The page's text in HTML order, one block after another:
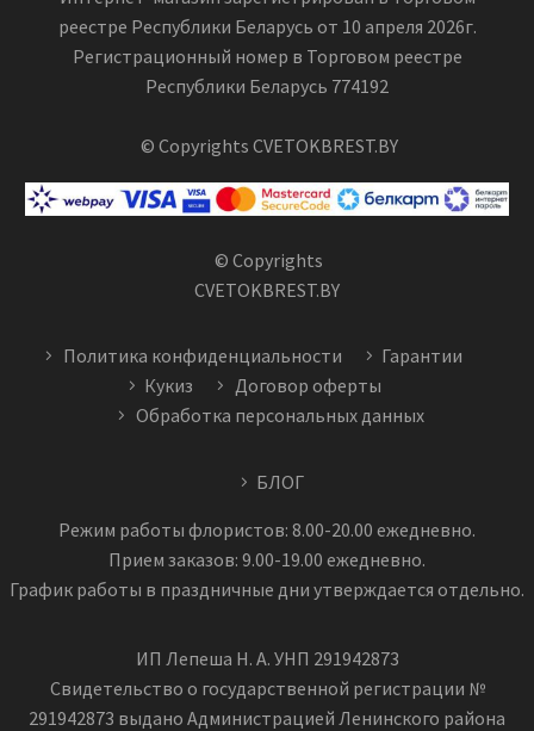
реестре Республики Беларусь от 10 апреля 2026г.
Регистрационный номер в Торговом реестре
Республики Беларусь 774192
© Copyrights CVETOKBREST.BY
© Copyrights
CVETOKBREST.BY
Политика конфиденциальности
Гарантии
Кукиз
Договор оферты
Обработка персональных данных
БЛОГ
Режим работы флористов: 8.00-20.00 ежедневно.
Прием заказов: 9.00-19.00 ежедневно.
График работы в праздничные дни утверждается отдельно.
ИП Лепеша Н. А. УНП 291942873
Свидетельство о государственной регистрации №
291942873 выдано Администрацией Ленинского района